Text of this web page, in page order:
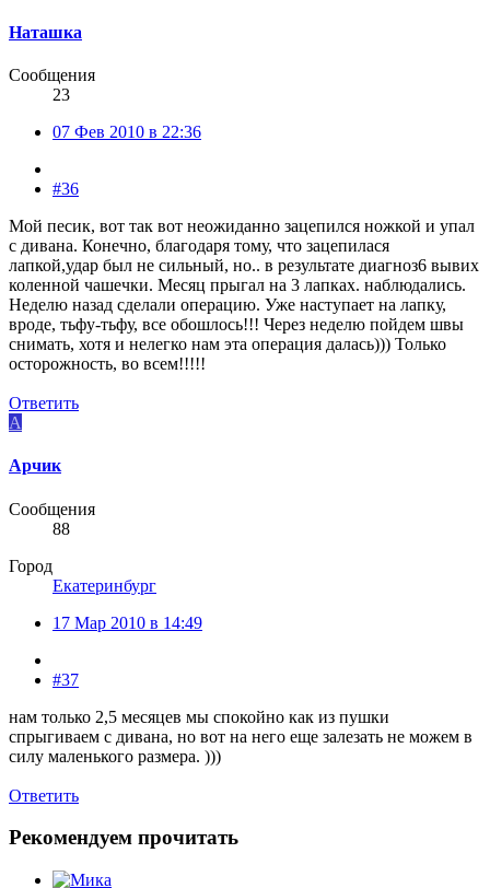
Наташка
Сообщения
23
07 Фев 2010 в 22:36
#36
Мой песик, вот так вот неожиданно зацепился ножкой и упал
с дивана. Конечно, благодаря тому, что зацепилася
лапкой,удар был не сильный, но.. в результате диагноз6 вывих
коленной чашечки. Месяц прыгал на 3 лапках. наблюдались.
Неделю назад сделали операцию. Уже наступает на лапку,
вроде, тьфу-тьфу, все обошлось!!! Через неделю пойдем швы
снимать, хотя и нелегко нам эта операция далась))) Только
осторожность, во всем!!!!!
Ответить
А
Арчик
Сообщения
88
Город
Екатеринбург
17 Мар 2010 в 14:49
#37
нам только 2,5 месяцев мы спокойно как из пушки
спрыгиваем с дивана, но вот на него еще залезать не можем в
силу маленького размера. )))
Ответить
Рекомендуем прочитать